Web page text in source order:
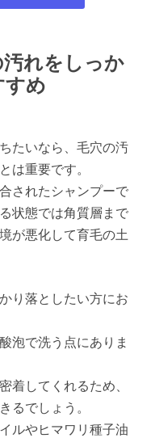
れをしっか
すめ
たいなら、毛穴の汚
は重要です。
されたシャンプーで
状態では角質層まで
が悪化して育毛の土
り落としたい方にお
泡で洗う点にありま
着してくれるため、
るでしょう。
ルやヒマワリ種子油